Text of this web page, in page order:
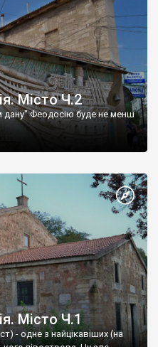
Місто Ч.2
дану" Феодосію буде не менш
Місто Ч.1
- одне з найцікавіших (на